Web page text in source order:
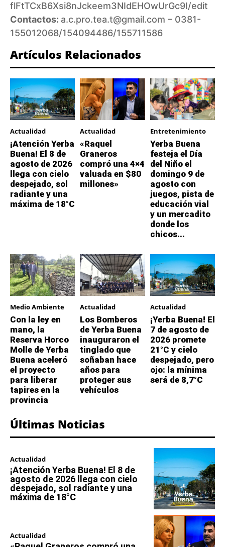
flFtTCxB6Xsi8nJckeem3NIdEHOwUrGc9I/edit
Contactos: a.c.pro.tea.t@gmail.com – 0381-
155012068/154094486/155711586
Artículos Relacionados
Actualidad
¡Atención Yerba
Buena! El 8 de
agosto de 2026
llega con cielo
despejado, sol
radiante y una
máxima de 18°C
Actualidad
«Raquel
Graneros
compró una 4×4
valuada en $80
millones»
Entretenimiento
Yerba Buena
festeja el Día
del Niño el
domingo 9 de
agosto con
juegos, pista de
educación vial
y un mercadito
donde los
chicos...
Medio Ambiente
Con la ley en
mano, la
Reserva Horco
Molle de Yerba
Buena aceleró
el proyecto
para liberar
tapires en la
provincia
Actualidad
Los Bomberos
de Yerba Buena
inauguraron el
tinglado que
soñaban hace
años para
proteger sus
vehículos
Actualidad
¡Yerba Buena! El
7 de agosto de
2026 promete
21°C y cielo
despejado, pero
ojo: la mínima
será de 8,7°C
Últimas Noticias
Actualidad
¡Atención Yerba Buena! El 8 de
agosto de 2026 llega con cielo
despejado, sol radiante y una
máxima de 18°C
Actualidad